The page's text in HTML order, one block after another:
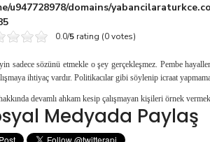
u947728978/domains/
0.0/5 rating (0 votes)
sadece sözünü etmekle o şey gerçekleş­mez. Pembe
ihtiyaç vardır. Politikacılar gibi söylenip icra­at
devamlı ahkam kesip çalışmayan ki­şileri örnek
Medyada Paylaş